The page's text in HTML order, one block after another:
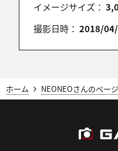
受賞おめでとうござ
入選おめでとうござ
イメージサイズ：
撮影日時： 2018/
ホーム NEONEOさんのページ